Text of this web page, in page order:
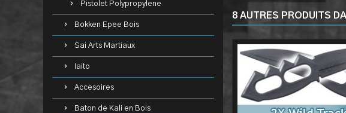
Pistolet Polypropylene
Bokken Epee Bois
Sai Arts Martiaux
Iaito
Accesoires
Baton de Kali en Bois
8 AUTRES PRODUITS